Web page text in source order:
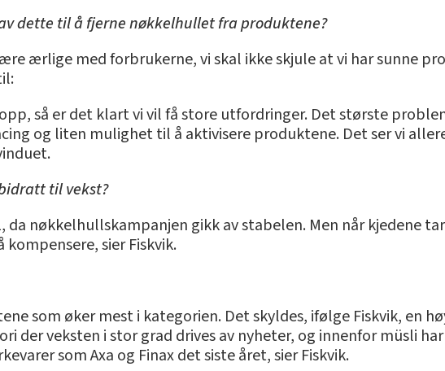
dette til å fjerne nøkkelhullet fra produktene?
ærlige med forbrukerne, vi skal ikke skjule at vi har sunne
så er det klart vi vil få store utfordringer. Det største
og liten mulighet til å aktivisere produktene. Det ser vi
til vekst?
da nøkkelhullskampanjen gikk av stabelen. Men når kjedene
sier Fiskvik.
som øker mest i kategorien. Det skyldes, ifølge Fiskvik, en
der veksten i stor grad drives av nyheter, og innenfor müsli
som Axa og Finax det siste året, sier Fiskvik.